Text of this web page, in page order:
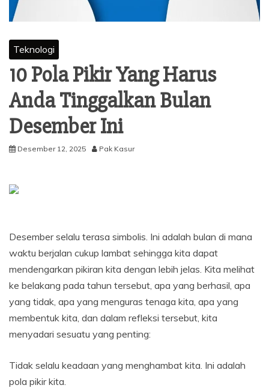
Teknologi
10 Pola Pikir Yang Harus
Anda Tinggalkan Bulan
Desember Ini
Desember 12, 2025 Pak Kasur
Desember selalu terasa simbolis. Ini adalah bulan di mana
waktu berjalan cukup lambat sehingga kita dapat
mendengarkan pikiran kita dengan lebih jelas. Kita melihat
ke belakang pada tahun tersebut, apa yang berhasil, apa
yang tidak, apa yang menguras tenaga kita, apa yang
membentuk kita, dan dalam refleksi tersebut, kita
menyadari sesuatu yang penting:
Tidak selalu keadaan yang menghambat kita. Ini adalah
pola pikir kita.